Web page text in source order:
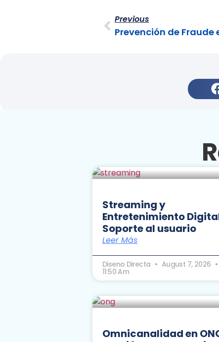
Previous
Streaming y
Entretenimiento
Soporte al usuario
Leer Más
Diseno Directa August 7, 2026
11:50 Am
Omnicanalidad en